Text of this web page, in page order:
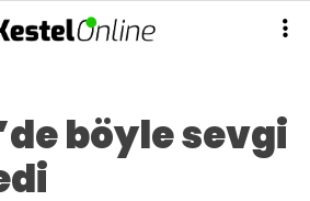
böyle sevgi